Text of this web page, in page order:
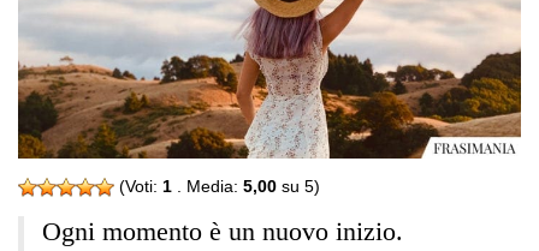
(Voti: 1 . Media: 5,00 su 5)
Ogni momento è un nuovo inizio.